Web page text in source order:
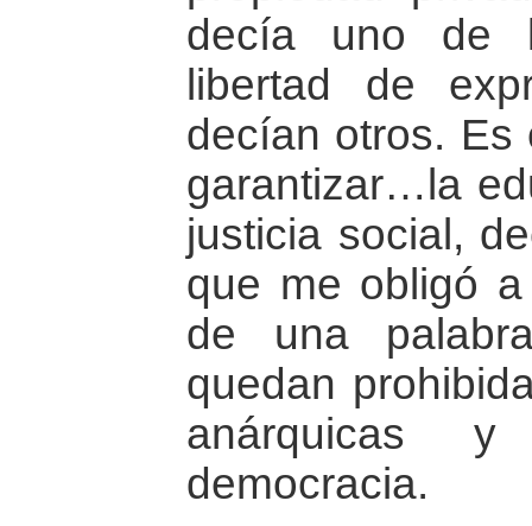
decía uno de
libertad de
decían otros. Es
garantizar…la
justicia social,
que me obligó
de una
quedan
anárquicas
democracia.